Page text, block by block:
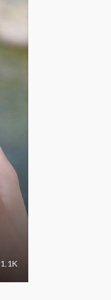
1.1K